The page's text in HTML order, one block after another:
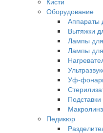
Оборудование
Аппараты
Вытяжки
Лампы
Лампы
Уф-
Педикюр